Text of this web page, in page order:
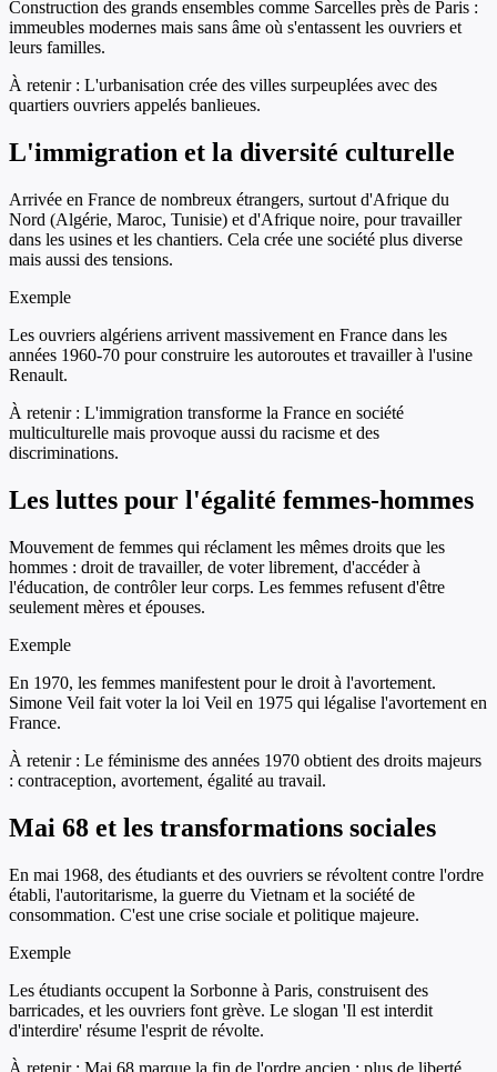
Construction des grands ensembles comme Sarcelles près de Paris :
immeubles modernes mais sans âme où s'entassent les ouvriers et
leurs familles.
À retenir : L'urbanisation crée des villes surpeuplées avec des
quartiers ouvriers appelés banlieues.
L'immigration et la diversité culturelle
Arrivée en France de nombreux étrangers, surtout d'Afrique du
Nord (Algérie, Maroc, Tunisie) et d'Afrique noire, pour travailler
dans les usines et les chantiers. Cela crée une société plus diverse
mais aussi des tensions.
Exemple
Les ouvriers algériens arrivent massivement en France dans les
années 1960-70 pour construire les autoroutes et travailler à l'usine
Renault.
À retenir : L'immigration transforme la France en société
multiculturelle mais provoque aussi du racisme et des
discriminations.
Les luttes pour l'égalité femmes-hommes
Mouvement de femmes qui réclament les mêmes droits que les
hommes : droit de travailler, de voter librement, d'accéder à
l'éducation, de contrôler leur corps. Les femmes refusent d'être
seulement mères et épouses.
Exemple
En 1970, les femmes manifestent pour le droit à l'avortement.
Simone Veil fait voter la loi Veil en 1975 qui légalise l'avortement en
France.
À retenir : Le féminisme des années 1970 obtient des droits majeurs
: contraception, avortement, égalité au travail.
Mai 68 et les transformations sociales
En mai 1968, des étudiants et des ouvriers se révoltent contre l'ordre
établi, l'autoritarisme, la guerre du Vietnam et la société de
consommation. C'est une crise sociale et politique majeure.
Exemple
Les étudiants occupent la Sorbonne à Paris, construisent des
barricades, et les ouvriers font grève. Le slogan 'Il est interdit
d'interdire' résume l'esprit de révolte.
À retenir : Mai 68 marque la fin de l'ordre ancien : plus de liberté